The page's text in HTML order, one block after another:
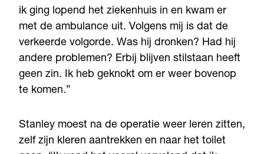
ik ging lopend het ziekenhuis in en kwam er
met de ambulance uit. Volgens mij is dat de
verkeerde volgorde. Was hij dronken? Had hij
andere problemen? Erbij blijven stilstaan heeft
geen zin. Ik heb geknokt om er weer bovenop
te komen.”
Stanley moest na de operatie weer leren zitten,
zelf zijn kleren aantrekken en naar het toilet